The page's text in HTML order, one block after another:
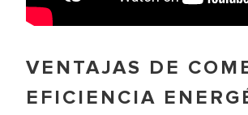
VENTAJAS DE
EFICIENCIA